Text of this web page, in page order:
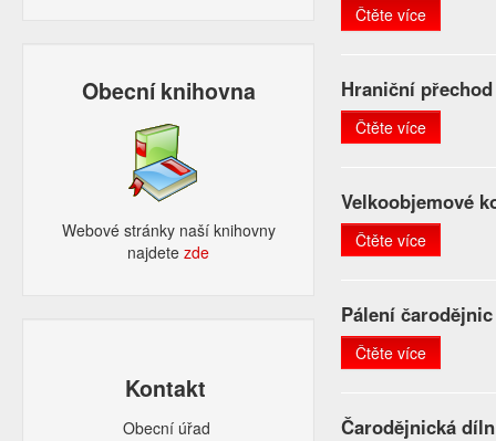
Obecní knihovna
Webové stránky naší knihovny
najdetezde​
Kontakt
Obecní úřad
Čtěte více
Hraniční
Čtěte více
Velkoobjemové
Čtěte více
Pálení čarodějnic
Čtěte více
Čarodějnická